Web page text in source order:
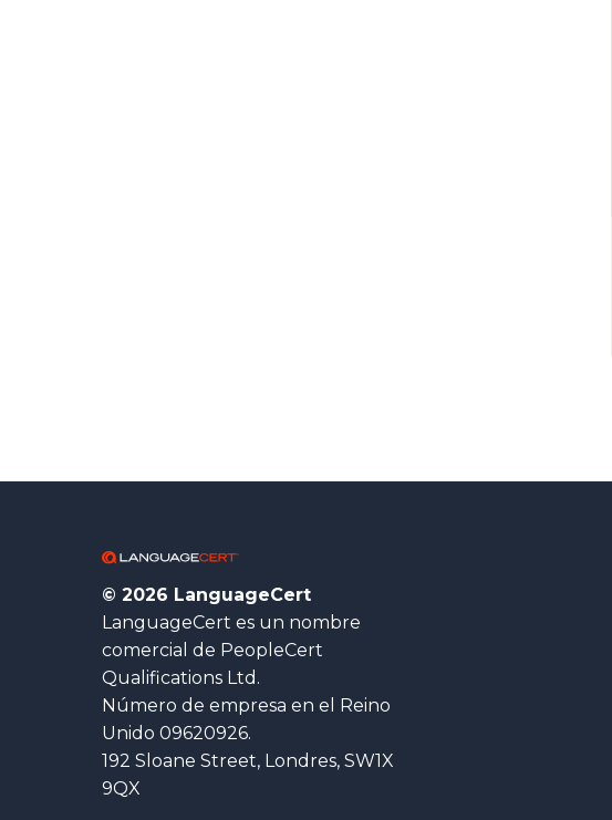
© 2026 LanguageCert
LanguageCert es un nombre
comercial de PeopleCert
Qualifications Ltd.
Número de empresa en el Reino
Unido 09620926.
192 Sloane Street, Londres, SW1X
9QX